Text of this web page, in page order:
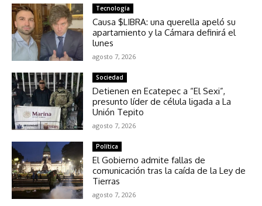
Tecnología
Causa $LIBRA: una querella apeló su
apartamiento y la Cámara definirá el
lunes
agosto 7, 2026
Sociedad
Detienen en Ecatepec a “El Sexi”,
presunto líder de célula ligada a La
Unión Tepito
agosto 7, 2026
Política
El Gobierno admite fallas de
comunicación tras la caída de la Ley de
Tierras
agosto 7, 2026